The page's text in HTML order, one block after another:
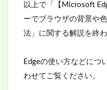
以上で「【Microsoft
ーでブラウザの背景や
法」に関する解説を終わ
Edgeの使い方などにつ
わせてご覧ください。